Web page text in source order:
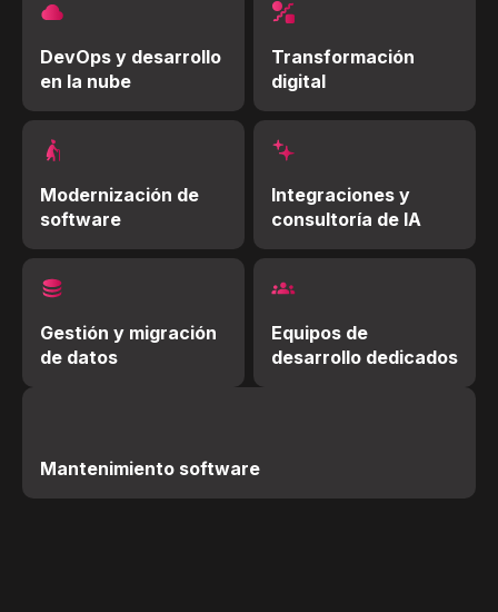
DevOps y desarrollo
en la nube
Transformación
digital
Modernización de
software
Integraciones y
consultoría de IA
Gestión y migración
de datos
Equipos de
desarrollo dedicados
Mantenimiento software